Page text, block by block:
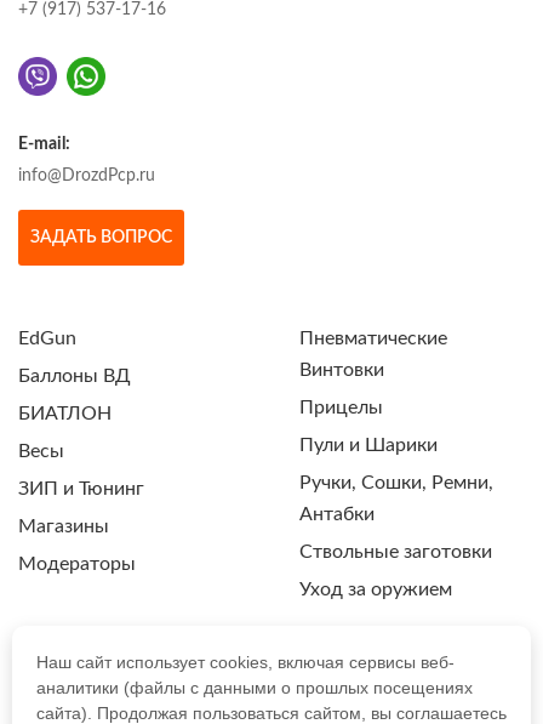
+7 (917) 537-17-16
E-mail:
info@DrozdPcp.ru
ЗАДАТЬ ВОПРОС
EdGun
Баллоны ВД
БИАТЛОН
Весы
ЗИП и Тюнинг
Магазины
Модераторы
Пневматические
Винтовки
Прицелы
Пули и Шарики
Ручки, Сошки, Ремни,
Антабки
Ствольные заготовки
Уход за оружием
ПОЛИТИКА КОНФИДЕНЦИАЛЬНОСТИ
Наш сайт использует cookies, включая сервисы веб-
аналитики (файлы с данными о прошлых посещениях
сайта). Продолжая пользоваться сайтом, вы соглашаетесь